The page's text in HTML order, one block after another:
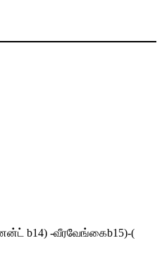
b14) -வீரவேங்கைb15)-(